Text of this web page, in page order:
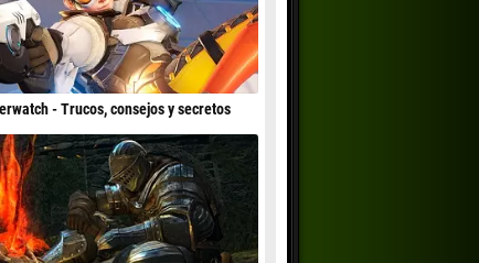
- Trucos, consejos y secretos